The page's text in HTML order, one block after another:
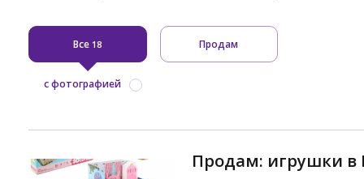
Все 18 Продам
с фотографией
Продам: игрушки в